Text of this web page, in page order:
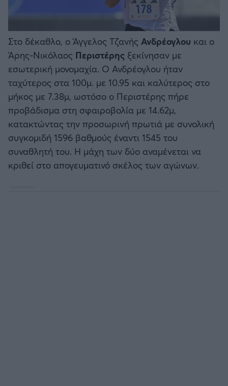
Στο δέκαθλο, ο Άγγελος Τζανής Ανδρέογλου και ο
Άρης-Νικόλαος Περιστέρης ξεκίνησαν με
εσωτερική μονομαχία. Ο Ανδρέογλου ήταν
ταχύτερος στα 100μ. με 10.95 και καλύτερος στο
μήκος με 7.38μ, ωστόσο ο Περιστέρης πήρε
προβάδισμα στη σφαιροβολία με 14.62μ,
κατακτώντας την προσωρινή πρωτιά με συνολική
συγκομιδή 1596 βαθμούς έναντι 1545 του
συναθλητή του. Η μάχη των δύο αναμένεται να
κριθεί στο απογευματινό σκέλος των αγώνων.